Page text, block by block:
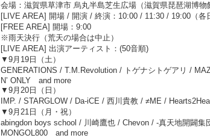
会場：滋賀県草津市 烏丸半島芝生広場（滋賀県琵琶湖博物
[LIVE AREA] 開場 / 開演 / 終演：10:00 / 11:30 / 19:00（各
[FREE AREA] 開場：9:00
※雨天決行（荒天の場合は中止）
[LIVE AREA] 出演アーティスト：(50音順)
▼9月19日（土）
GENERATIONS / T.M.Revolution / トゲナシトゲアリ /
N’ ONLY and more
▼9月20日（日）
IMP. / STARGLOW / Da-iCE / 西川貴教 / ≠ME /
▼9月21日（月・祝）
abingdon boys school / 川崎鷹也 / Chevon / -真天地開闢
MONGOL800 and more